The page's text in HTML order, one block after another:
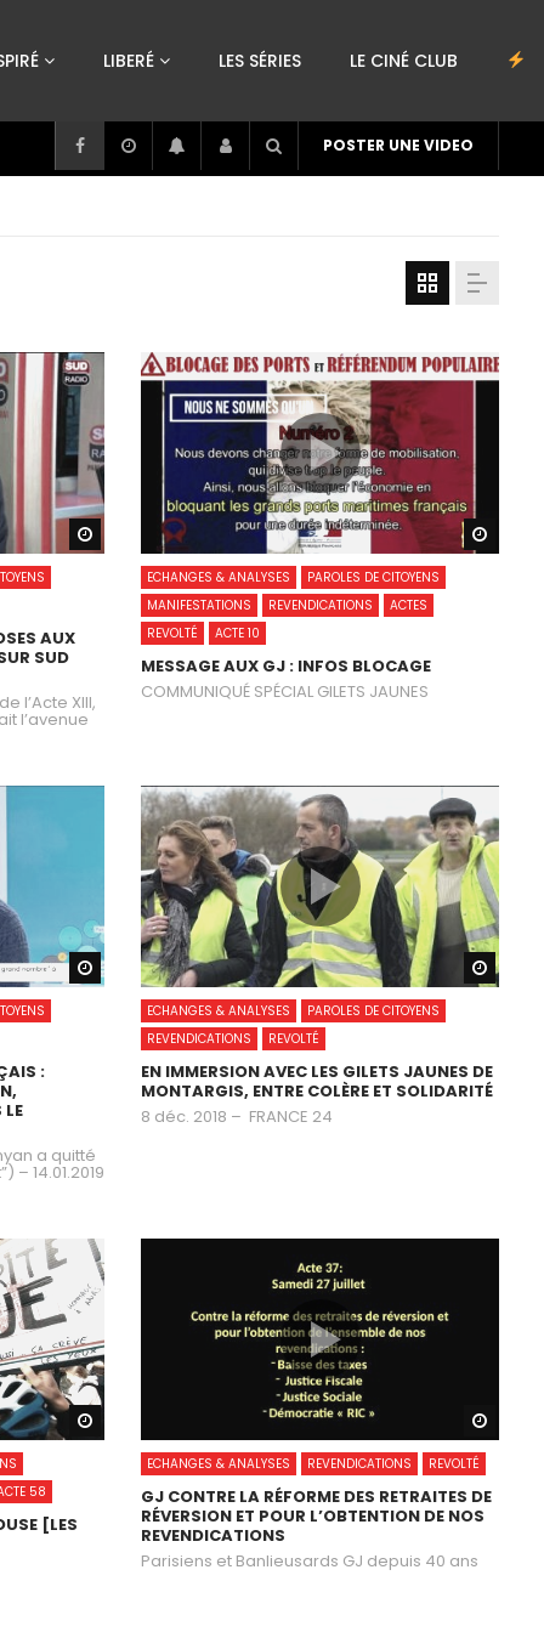
LIBERÉ LES SÉRIES LE CINÉ CLUB
POSTER UNE VIDEO
Watch Later
AUX
SUD
l’Acte XIII,
l’avenue
ECHANGES & ANALYSES
PAROLES DE CITOYENS
MANIFESTATIONS
REVENDICATIONS
ACTES
REVOLTÉ
ACTE 10
MESSAGE AUX GJ : INFOS BLOCAGE
COMMUNIQUÉ SPÉCIAL GILETS JAUNES
Watch Later
:
a quitté
– 14.01.2019
ECHANGES & ANALYSES
PAROLES DE CITOYENS
REVENDICATIONS
REVOLTÉ
EN IMMERSION AVEC LES GILETS JAUNES DE
MONTARGIS, ENTRE COLÈRE ET SOLIDARITÉ
8 déc. 2018 – FRANCE 24
58
[LES
ECHANGES & ANALYSES REVENDICATIONS REVOLTÉ
GJ CONTRE LA RÉFORME DES RETRAITES DE
RÉVERSION ET POUR L’OBTENTION DE NOS
REVENDICATIONS
Parisiens et Banlieusards GJ depuis 40 ans